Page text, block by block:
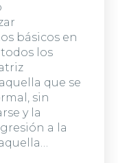
básicos en
los
que se
sin
y la
a la